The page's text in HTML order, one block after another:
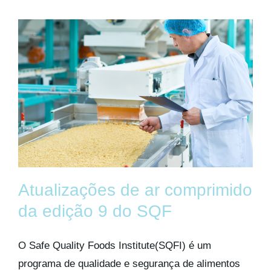
Atualizações de ar comprimido
da edição 9 do SQF
O Safe Quality Foods Institute(SQFI) é um
programa de qualidade e segurança de alimentos